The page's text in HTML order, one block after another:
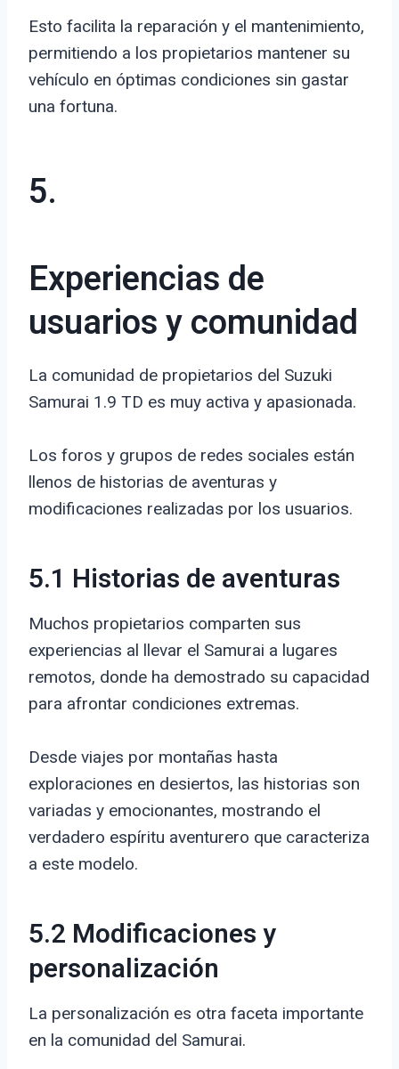
Esto facilita la reparación y el mantenimiento,
permitiendo a los propietarios mantener su
vehículo en óptimas condiciones sin gastar
una fortuna.
5.
Experiencias de
usuarios y comunidad
La comunidad de propietarios del Suzuki
Samurai 1.9 TD es muy activa y apasionada.
Los foros y grupos de redes sociales están
llenos de historias de aventuras y
modificaciones realizadas por los usuarios.
5.1 Historias de aventuras
Muchos propietarios comparten sus
experiencias al llevar el Samurai a lugares
remotos, donde ha demostrado su capacidad
para afrontar condiciones extremas.
Desde viajes por montañas hasta
exploraciones en desiertos, las historias son
variadas y emocionantes, mostrando el
verdadero espíritu aventurero que caracteriza
a este modelo.
5.2 Modificaciones y
personalización
La personalización es otra faceta importante
en la comunidad del Samurai.